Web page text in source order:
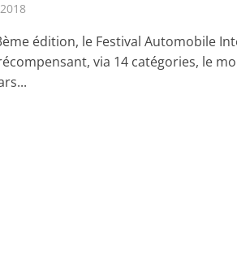
édition, le Festival Automobile
via 14 catégories, le